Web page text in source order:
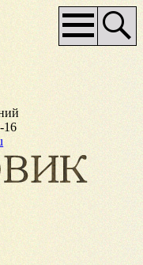
16
Основное
меню